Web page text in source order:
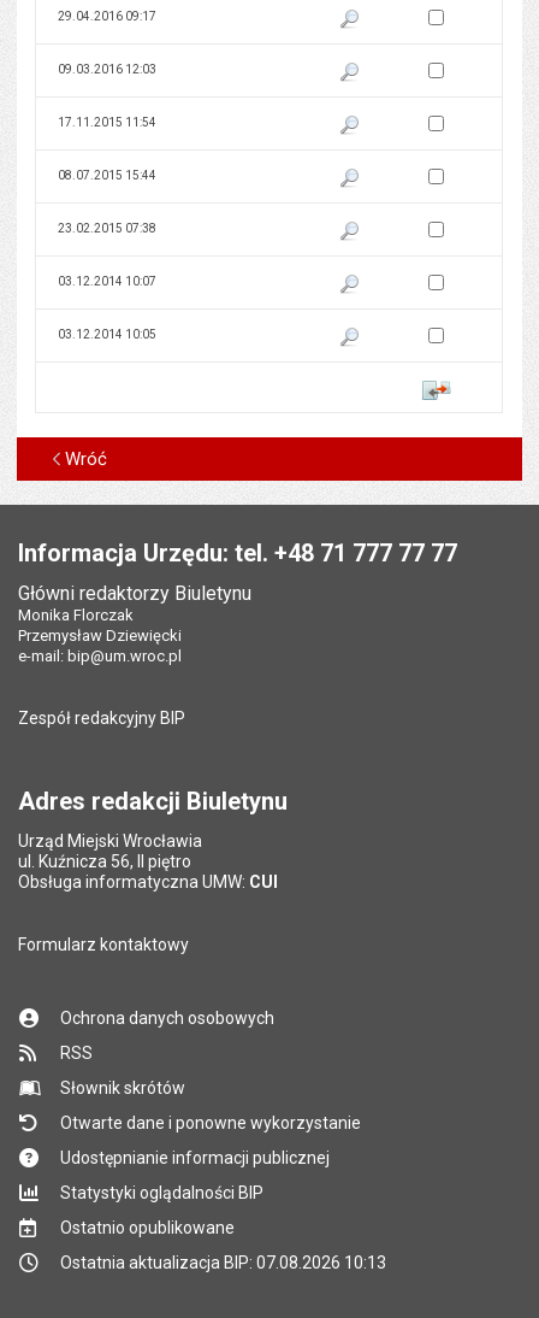
29.04.2016 09:17 Pokaż podgląd wersji z dnia
Zaznacz wersję do
09.03.2016 12:03 Pokaż podgląd wersji z dnia
Zaznacz wersję do
17.11.2015 11:54 Pokaż podgląd wersji z dnia
Zaznacz wersję do
08.07.2015 15:44 Pokaż podgląd wersji z dnia
Zaznacz wersję do
23.02.2015 07:38 Pokaż podgląd wersji z dnia
Zaznacz wersję do
03.12.2014 10:07 Pokaż podgląd wersji z dnia
Zaznacz wersję do
03.12.2014 10:05 Pokaż podgląd wersji z dnia
Zaznacz wersję do
Porównaj
Wróć
Informacja Urzędu: tel. +48 71 777 77 77
Główni redaktorzy Biuletynu
Monika Florczak
Przemysław Dziewięcki
e-mail: bip@um.wroc.pl
Zespół redakcyjny BIP
Adres redakcji Biuletynu
Urząd Miejski Wrocławia
ul. Kuźnicza 56, II piętro
Obsługa informatyczna UMW: CUI
Formularz kontaktowy
Ochrona danych osobowych
RSS
Słownik skrótów
Otwarte dane i ponowne wykorzystanie
Udostępnianie informacji publicznej
Statystyki oglądalności BIP
Ostatnio opublikowane
Ostatnia aktualizacja BIP: 07.08.2026 10:13